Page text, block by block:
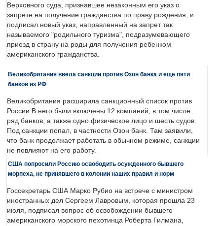
Верховного суда, признавшее незаконным его указ о
запрете на получение гражданства по праву рождения, и
подписал новый указ, направленный на запрет так
называемого "родильного туризма", подразумевающего
приезд в страну на роды для получения ребенком
американского гражданства.
Великобритания ввела санкции против Озон банка и еще пяти
банков из РФ
Великобритания расширила санкционный список против
России.В него были включены 12 компаний, в том числе
ряд банков, а также одно физическое лицо и шесть судов.
Под санкции попал, в частности Озон банк. Там заявили,
что банк продолжает работать в обычном режиме, санкции
не повлияют на его работу.
США попросили Россию освободить осужденного бывшего
морпеха, не принявшего в колонии наших правил и норм
Госсекретарь США Марко Рубио на встрече с министром
иностранных дел Сергеем Лавровым, которая прошла 23
июля, подписал вопрос об освобождении бывшего
американского морского пехотинца Роберта Гилмана,